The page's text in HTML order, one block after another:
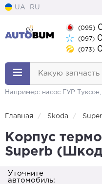
UA RU
(095)
(097)
(073)
Какую
Например: насос ГУР
Главная Skoda
Корпус
Superb
Уточните
автомобиль: